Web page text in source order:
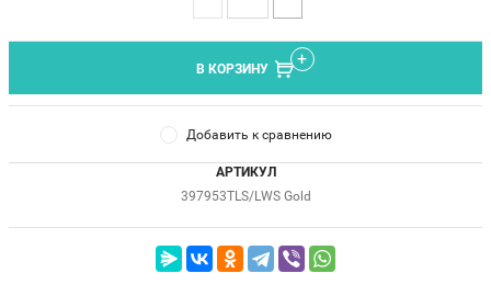
В КОРЗИНУ
Добавить к сравнению
АРТИКУЛ
397953TLS/LWS Gold